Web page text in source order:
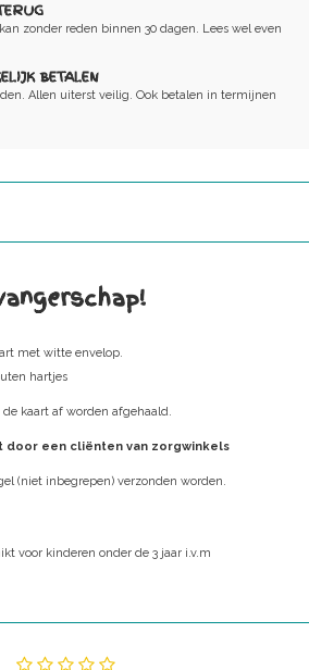
zonder reden binnen 30 dagen. Lees wel even
BETALEN
Allen uiterst veilig. Ook betalen in termijnen
met witte envelop.
hartjes
kaart af worden afgehaald.
door een cliënten van zorgwinkels
(niet inbegrepen) verzonden worden.
voor kinderen onder de 3 jaar i.v.m